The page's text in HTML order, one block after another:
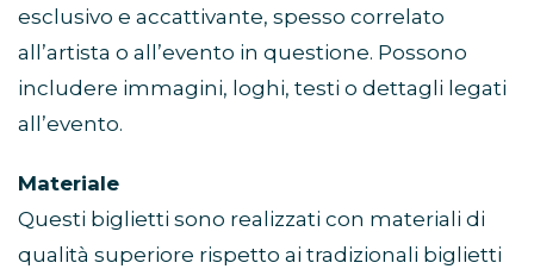
esclusivo e accattivante, spesso correlato
all’artista o all’evento in questione. Possono
includere immagini, loghi, testi o dettagli legati
all’evento.
Materiale
Questi biglietti sono realizzati con materiali di
qualità superiore rispetto ai tradizionali biglietti